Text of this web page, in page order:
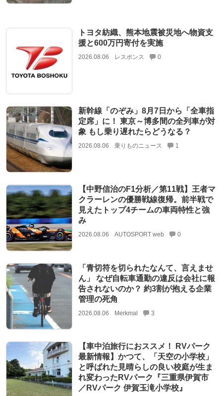
トヨタ紡織、熊本地震被災地へ物資支
援と600万円寄付を実施
2026.08.06 レスポンス 0
新幹線「のぞみ」8月7日から「全車指
定席」に！ 東京～博多間の全列車が対
象 もし乗り遅れたらどうなる？
2026.08.06 乗りものニュース 1
【中野信治のF1分析／第11戦】王者マ
クラーレンの優勝戦線復帰。前半戦で
見えたトップ4チームの車両特性と強
み
2026.08.06 AUTOSPORT web 0
「青切符を切られたなんて、言えませ
ん」 なぜ自転車通勤の違反は会社に報
告されないのか？ 約3割が抱える企業
管理の死角
2026.08.06 Merkmal 3
【車中泊旅行におススメ！ RVパーク
最新情報】かつて、「天空の小学校」
と呼ばれた見晴らしの良い校庭が生ま
れ変わったRVパーク『三重県伊賀市
／RVパーク 伊賀玉滝小学校』